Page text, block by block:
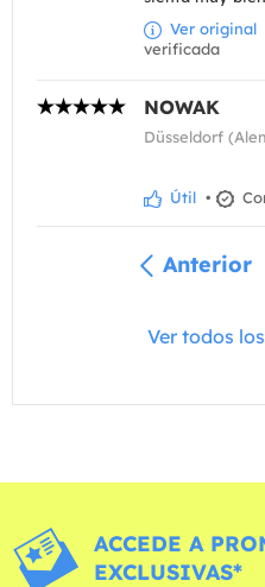
Ver original
verificada
NOWAK
Düsseldorf
Útil •
Anterior
Ver todos
ACCEDE A
EXCLUSIVAS*